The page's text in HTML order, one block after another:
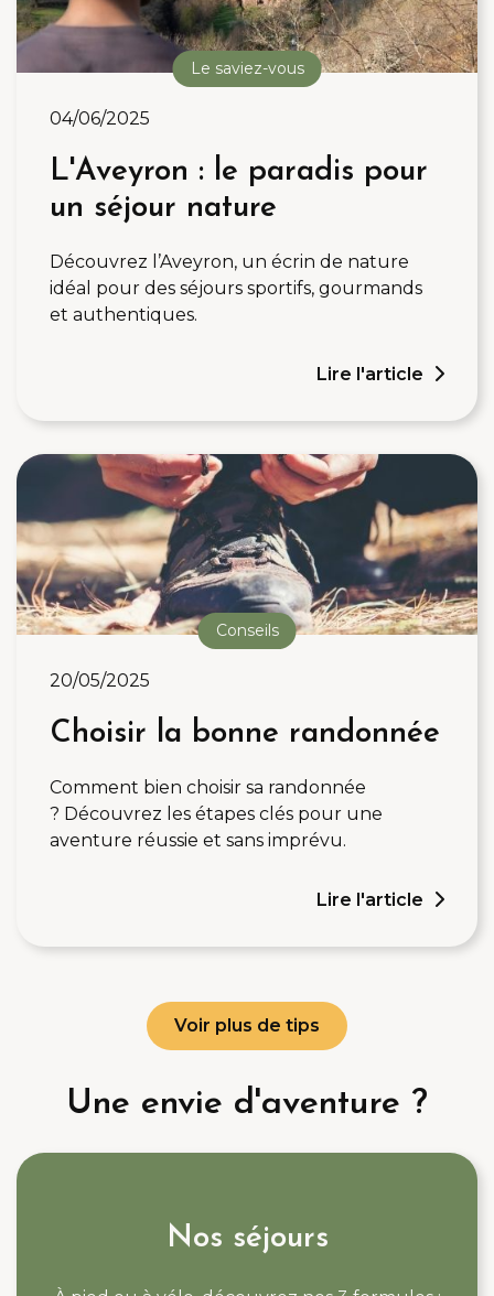
Le saviez-vous
04/06/2025
L'Aveyron : le paradis pour
un séjour nature
Découvrez l’Aveyron, un écrin de nature
idéal pour des séjours sportifs, gourmands
et authentiques.
Lire l'article
Conseils
20/05/2025
Choisir la bonne randonnée
Comment bien choisir sa randonnée
? Découvrez les étapes clés pour une
aventure réussie et sans imprévu.
Lire l'article
Voir plus de tips
Une envie d'aventure ?
Nos séjours